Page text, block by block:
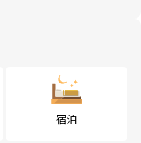
宿泊